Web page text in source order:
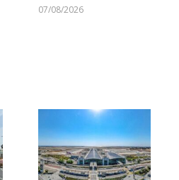
07/08/2026